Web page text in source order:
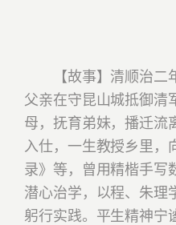
【故事】清顺治
父亲在守昆山城抵御清
母，抚育弟妹，播迁流
入仕，一生教授乡里，
录》等，曾用精楷手写
潜心治学，以程、朱理
躬行实践。平生精神宁